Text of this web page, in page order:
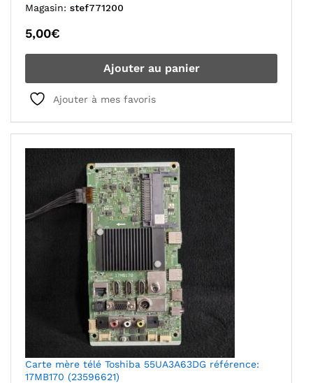
Magasin: stef771200
5,00€
Ajouter au panier
Ajouter à mes favoris
Carte mère télé Toshiba 55UA3A63DG référence:
17MB170 (23596621)